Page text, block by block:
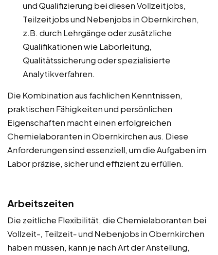
und Qualifizierung bei diesen Vollzeitjobs,
Teilzeitjobs und Nebenjobs in Obernkirchen,
z.B. durch Lehrgänge oder zusätzliche
Qualifikationen wie Laborleitung,
Qualitätssicherung oder spezialisierte
Analytikverfahren.
Die Kombination aus fachlichen Kenntnissen,
praktischen Fähigkeiten und persönlichen
Eigenschaften macht einen erfolgreichen
Chemielaboranten in Obernkirchen aus. Diese
Anforderungen sind essenziell, um die Aufgaben im
Labor präzise, sicher und effizient zu erfüllen.
Arbeitszeiten
Die zeitliche Flexibilität, die Chemielaboranten bei
Vollzeit-, Teilzeit- und Nebenjobs in Obernkirchen
haben müssen, kann je nach Art der Anstellung,